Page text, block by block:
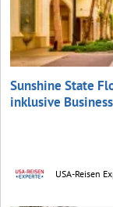
Sunshine State
inklusive
USA-Reisen